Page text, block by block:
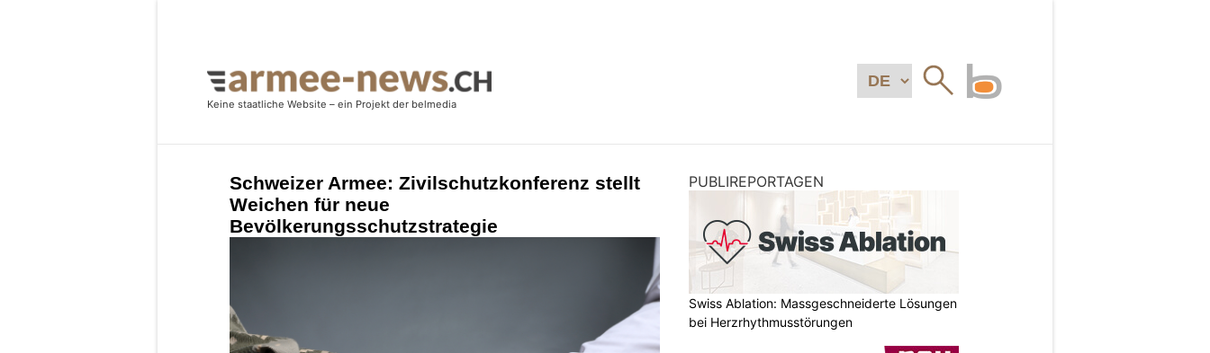
Schweizer Armee: Zivilschutzkonferenz stellt
Weichen für neue
Bevölkerungsschutzstrategie
PUBLIREPORTAGEN
Swiss Ablation: Massgeschneiderte Lösungen
bei Herzrhythmusstörungen